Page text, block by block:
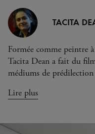
TACITA
Formée comme peintre
Tacita Dean a fait du
médiums de
Lire plus